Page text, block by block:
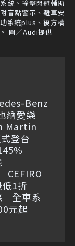
統、撞擊閃避輔助
盲點警示、離車安
系統plus、後方橫
圖／Audi提供
Benz
納愛樂
Martin
登台
CEFIRO
1折
全車系
元起